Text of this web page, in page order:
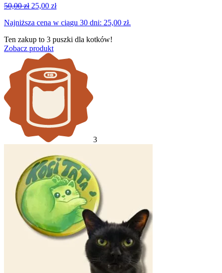
50,00zł Pierwotna
wynosiła:
25,00 złAktualna
wynosi:
Najniższa cena w ciągu 30 dni: 25,00 zł.
Ten zakup to 3 puszki dla kotków!
Zobacz produkt
3